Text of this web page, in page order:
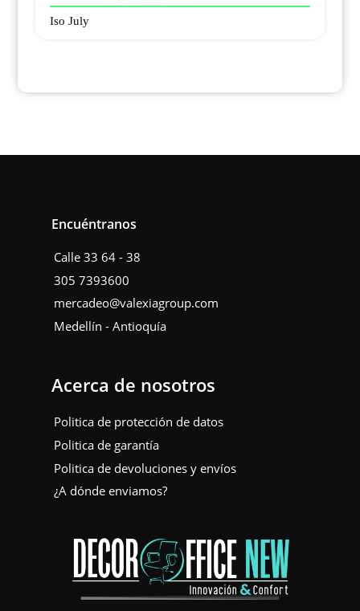
Iso July
Encuéntranos
Calle 33 64 - 38
305 7393600
mercadeo@valexiagroup.com
Medellín - Antioquía
Acerca de nosotros
Politica de protección de datos
Politica de garantía
Politica de devoluciones y envíos
¿A dónde enviamos?